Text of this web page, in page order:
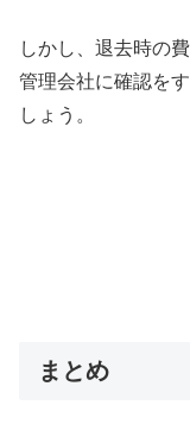
しかし、退去時の
管理会社に確認を
しょう。
まとめ